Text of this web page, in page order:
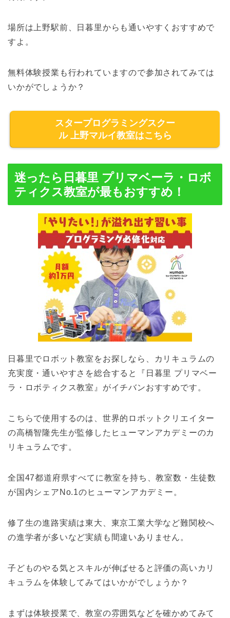
場所は上野駅前、日暮里からも通いやすくおすすめで
すよ。
無料体験授業も行われていますので参加されてみては
いかがでしょうか？
スタープログラミングスクー
ル 上野マルイ教室はこちら
迷ったら日暮里 プリマベーラ・ロボ
ティクス教室が最もおすすめ！
日暮里でロボット教室をお探しなら、カリキュラムの
充実度・通いやすさを総合すると『日暮里 プリマベー
ラ・ロボティクス教室』がイチバンおすすめです。
こちらで使用するのは、世界的ロボットクリエイター
の高橋智隆先生が監修したヒューマンアカデミーのカ
リキュラムです。
全国47都道府県すべてに教室を持ち、教室数・生徒数
が国内シェアNo.1のヒューマンアカデミー。
修了生の進路実績は東大、東京工業大学など難関校へ
の進学者が多いなど実績も間違いありません。
子どものやる気とスキルが伸ばせると評価の高いカリ
キュラムを体験してみてはいかがでしょうか？
まずは体験授業で、教室の雰囲気などを確かめてみて